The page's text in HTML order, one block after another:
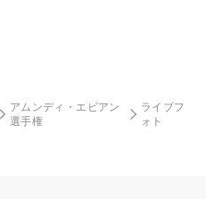
アムンディ・エビアン
選手権
ライブフ
ォト